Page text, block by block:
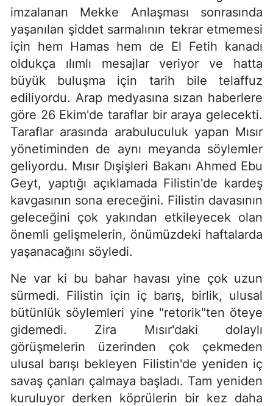
imzalanan Mekke Anlaşması sonrasında
yaşanılan şiddet sarmalının tekrar etmemesi
için hem Hamas hem de El Fetih kanadı
oldukça ılımlı mesajlar veriyor ve hatta
büyük buluşma için tarih bile telaffuz
ediliyordu. Arap medyasına sızan haberlere
göre 26 Ekim'de taraflar bir araya gelecekti.
Taraflar arasında arabuluculuk yapan Mısır
yönetiminden de aynı meyanda söylemler
geliyordu. Mısır Dışişleri Bakanı Ahmed Ebu
Geyt, yaptığı açıklamada Filistin'de kardeş
kavgasının sona ereceğini. Filistin davasının
geleceğini çok yakından etkileyecek olan
önemli gelişmelerin, önümüzdeki haftalarda
yaşanacağını söyledi.
Ne var ki bu bahar havası yine çok uzun
sürmedi. Filistin için iç barış, birlik, ulusal
bütünlük söylemleri yine "retorik"ten öteye
gidemedi. Zira Mısır'daki dolaylı
görüşmelerin üzerinden çok çekmeden
ulusal barışı bekleyen Filistin'de yeniden iç
savaş çanları çalmaya başladı. Tam yeniden
kuruluyor derken köprülerin bir kez daha